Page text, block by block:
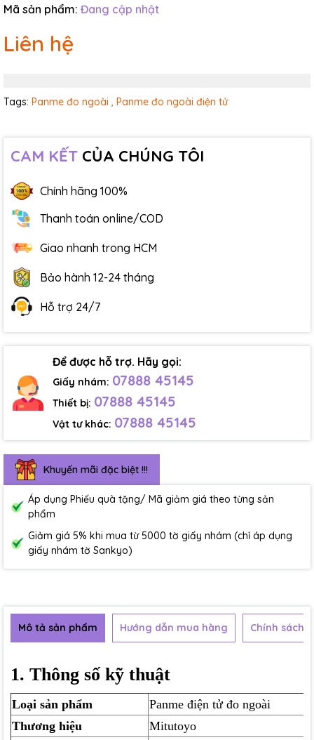
Mã sản phẩm: Đang cập nhật
Liên hệ
Tags: Panme đo ngoài , Panme đo ngoài điện tử
CAM KẾT CỦA CHÚNG TÔI
Chính hãng 100%
Thanh toán online/COD
Giao nhanh trong HCM
Bảo hành 12-24 tháng
Hỗ trợ 24/7
Để được hỗ trợ. Hãy gọi:
Giấy nhám: 07888 45145
Thiết bị: 07888 45145
Vật tư khác: 07888 45145
Khuyến mãi đặc biệt !!!
Áp dụng Phiếu quà tặng/ Mã giảm giá theo từng sản
phẩm
Giảm giá 5% khi mua từ 5000 tờ giấy nhám (chỉ áp dụng
giấy nhám tờ Sankyo)
Mô tả sản phẩm Hướng dẫn mua hàng Chính sách
1. Thông số kỹ thuật
Loại sản phẩm
Panme điện tử đo ngoài
Thương hiệu
Mitutoyo